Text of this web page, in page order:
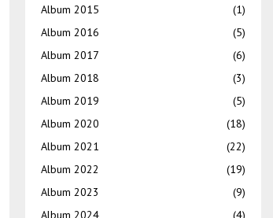
Album 2015
(1)
Album 2016
(5)
Album 2017
(6)
Album 2018
(3)
Album 2019
(5)
Album 2020
(18)
Album 2021
(22)
Album 2022
(19)
Album 2023
(9)
Album 2024
(4)